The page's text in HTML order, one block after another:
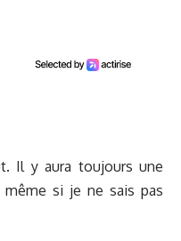
Il y aura toujours une
même si je ne sais pas